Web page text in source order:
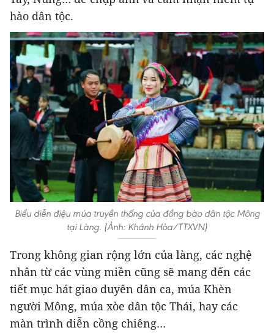
hào dân tộc.
Biểu diễn điệu múa truyền thống của đồng bào dân tộc Mông
tại Làng. (Ảnh: Khánh Hòa/TTXVN)
Trong không gian rộng lớn của làng, các nghệ
nhân từ các vùng miền cũng sẽ mang đến các
tiết mục hát giao duyên dân ca, múa Khèn
người Mông, múa xòe dân tộc Thái, hay các
màn trình diễn cồng chiêng…